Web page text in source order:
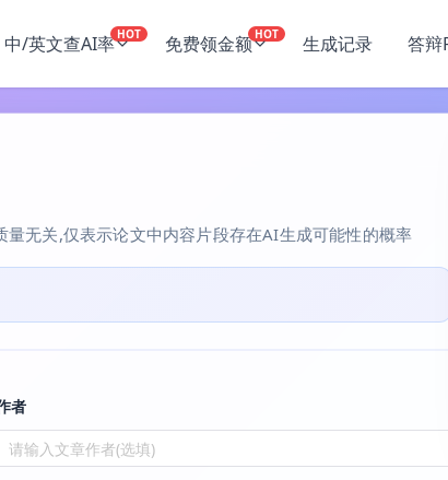
中/英文查AI率 HOT 免费领金额 HOT 生成记录 答辩
无关,仅表示论文中内容片段存在AI生成可能性的概率
者
请输入文章作者(选填)